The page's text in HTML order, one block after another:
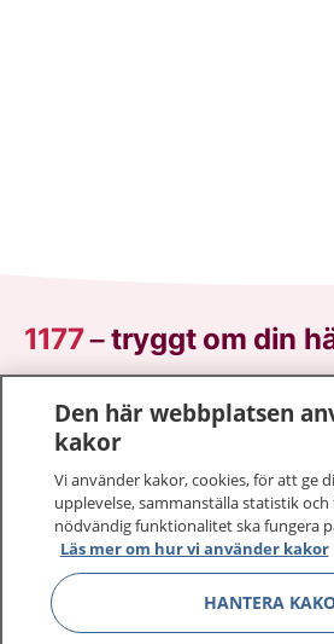
1177–tryggt om din
sjukdomar och vilka
Logga in för att läsa din journal
vårdärenden. Ring
sjukvårdsrådgivning dygnet runt.
1177 ger dig råd när du vill må
Den här webbplatsen
kakor
Vi använder kakor, cookies, för att ge
upplevelse, sammanställa statistik
nödvändig funktionalitet ska fungera
Läs mer om hur vi använder kakor
HANTERA